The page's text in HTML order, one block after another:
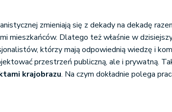
zmieniają się z dekady na dekadę
mieszkańców. Dlatego też właśnie w
którzy mają odpowiednią wiedzę i
przestrzeń publiczną, ale i prywatną.
krajobrazu. Na czym dokładnie polega